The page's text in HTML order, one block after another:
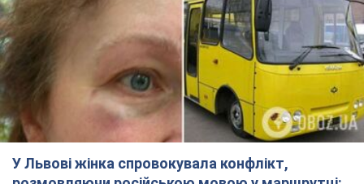
У Львові жінка спровокувала конфлікт,